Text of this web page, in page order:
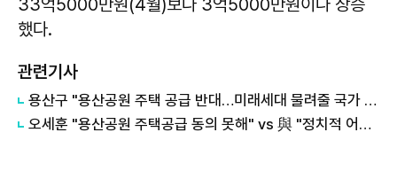
33억5000만원(4월)보다 3억5000만원이나 상승
했다.
관련기사
용산구 "용산공원 주택 공급 반대…미래세대 물려줄 국가 자산"
오세훈 "용산공원 주택공급 동의 못해" vs 與 "정치적 어젠다로 사용" 맞불